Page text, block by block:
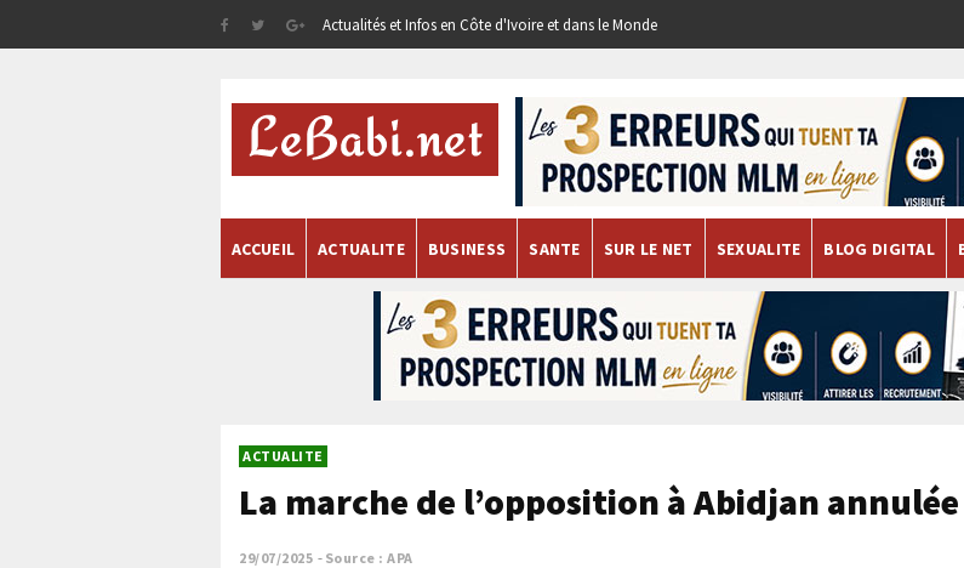
Actualités et Infos en Côte d'Ivoire et dans le Monde
ACCUEIL ACTUALITE BUSINESS SANTE SUR LE NET SEXUALITE BLOG DIGITAL
ACTUALITE
La marche de l’opposition à Abidjan annulée
29/07/2025 Source : APA